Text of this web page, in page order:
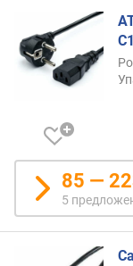
т
д
в
к
о
85 —
5